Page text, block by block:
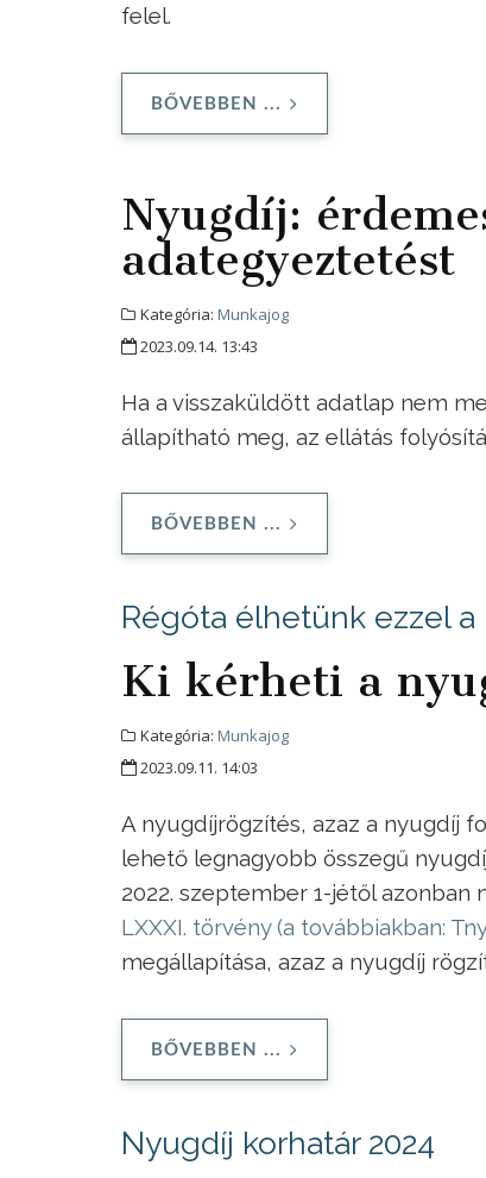
felel.
BŐVEBBEN ...
Nyugdíj:
adategyeztetést
Kategória: Munkajog
2023.09.14. 13:43
Ha a visszaküldött adatlap nem
állapítható meg, az ellátás
BŐVEBBEN ...
Régóta élhetünk ezzel
Ki kérheti a
Kategória: Munkajog
2023.09.11. 14:03
A nyugdíjrögzítés, azaz a nyugdíj
lehető legnagyobb összegű
2022. szeptember 1-jétől azonban
LXXXI. törvény (a továbbiakban:
megállapítása, azaz a nyugdíj
BŐVEBBEN ...
Nyugdíj korhatár 2024